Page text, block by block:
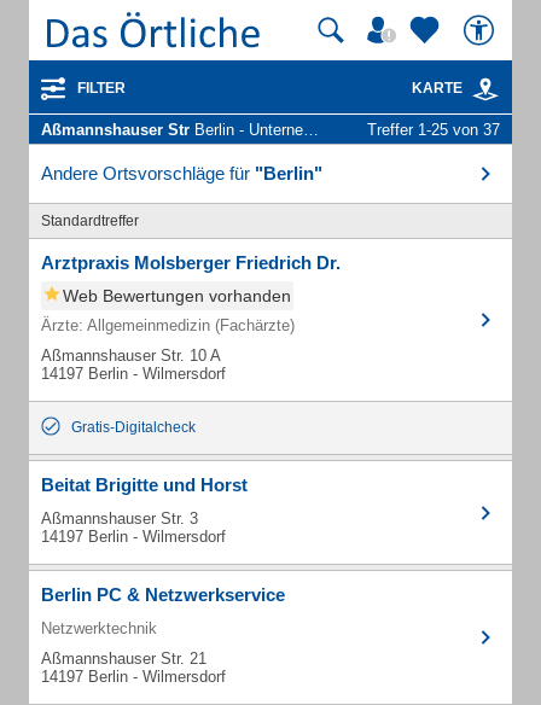
FILTER KARTE
Aßmannshauser Str Berlin - Unternehmen und Personen Treffer 1-25 von 37
Andere Ortsvorschläge für "Berlin"
Standardtreffer
Arztpraxis Molsberger Friedrich Dr.
Web Bewertungen vorhanden
Ärzte: Allgemeinmedizin (Fachärzte)
Aßmannshauser Str. 10 A
14197 Berlin - Wilmersdorf
Gratis-Digitalcheck
Beitat Brigitte und Horst
Aßmannshauser Str. 3
14197 Berlin - Wilmersdorf
Berlin PC & Netzwerkservice
Netzwerktechnik
Aßmannshauser Str. 21
14197 Berlin - Wilmersdorf